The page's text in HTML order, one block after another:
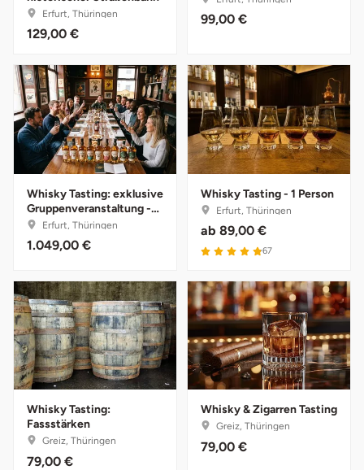
Erfurt, Thüringen
129,00 €
99,00 €
Whisky Tasting: exklusive
Gruppenveranstaltung -
12 Personen
Erfurt, Thüringen
1.049,00 €
Whisky Tasting - 1 Person
Erfurt, Thüringen
ab 89,00 €
67
Whisky Tasting:
Fassstärken
Greiz, Thüringen
79,00 €
Whisky & Zigarren Tasting
Greiz, Thüringen
79,00 €
Bruchköbel
Bruchsal
Burghausen
Calw
Chemnitz
Cloppenburg
Coburg
Cottbus
Darmstadt
Deggendorf
Dessau
Münster
Nürnberg
Oberlausitz
Pirna
Riesa
Ruhrgebiet
Strausberg (Berlin/Brandenburg)
Sömmerda
Weimar
sächsische Schweiz
Sangerhausen
Sonneberg
Suhl
Unterwellenborn
Weimar
Weißenfels
Witterda